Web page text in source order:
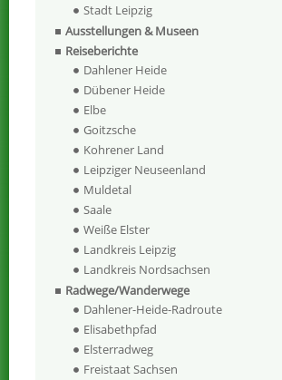
Stadt Leipzig
Ausstellungen & Museen
Reiseberichte
Dahlener Heide
Dübener Heide
Elbe
Goitzsche
Kohrener Land
Leipziger Neuseenland
Muldetal
Saale
Weiße Elster
Landkreis Leipzig
Landkreis Nordsachsen
Radwege/Wanderwege
Dahlener-Heide-Radroute
Elisabethpfad
Elsterradweg
Freistaat Sachsen